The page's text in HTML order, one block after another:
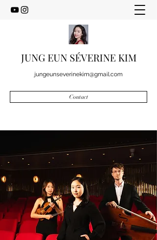
JUNG EUN SÉVERINE KIM
jungeunseverinekim@gmail.com
Contact